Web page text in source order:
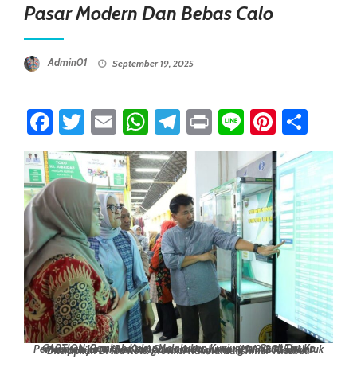
Pasar Modern Dan Bebas Calo
Admin01 September 19, 2025
Facebook
Twitter
EmailWhatsApp
Telegram
PrintLine
CAPTION: Pemkab Kukar Melakukan Kunjungan Studi Tiru Ke Pemerintah Kota (Pemkot) Samarinda, Jumat (19/9/2025), Untuk Mempelajari Sistem Pengelolaan Pasar Yang Dinilai Berhasil Diterapkan Di Ibu Kota Provinsi Kalimantan Timur Tersebut.